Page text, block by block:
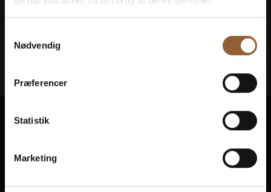
Nødvendig
Præferencer
Statistik
Marketing
Ringkøbing Fjord Museen